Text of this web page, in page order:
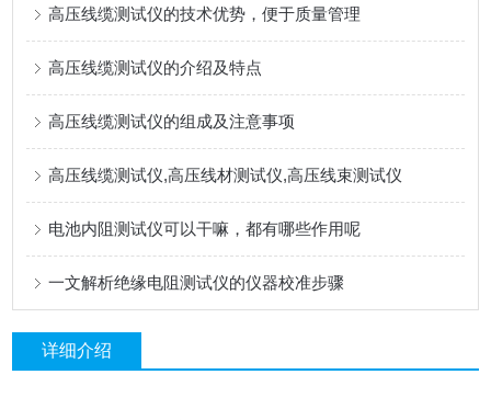
高压线缆测试仪的技术优势，便于质量管理
高压线缆测试仪的介绍及特点
高压线缆测试仪的组成及注意事项
高压线缆测试仪,高压线材测试仪,高压线束测试仪
电池内阻测试仪可以干嘛，都有哪些作用呢
一文解析绝缘电阻测试仪的仪器校准步骤
详细介绍